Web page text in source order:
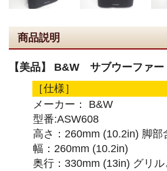
商品説明
【美品】 B&W サブウーファ
［仕様］
メーカー： B&W
型番:ASW608
高さ：260mm (10.2in) 脚部
幅：260mm (10.2in)
奥行：330mm (13in) グリ